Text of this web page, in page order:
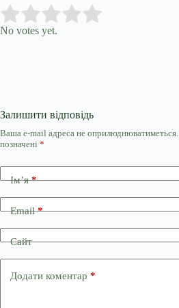
Rate this item:
No votes yet.
Залишити відповідь
Ваша e-mail адреса не оприлюднюватиметься.
позначені *
Ім’я*
Email*
Сайт
Додати коментар *